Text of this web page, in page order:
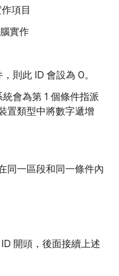
項目
實作
則此 ID 會設為 0。
會為第 1 個條件指派
置類型中將數字遞增
同一區段和同一條件內
開頭，後面接續上述